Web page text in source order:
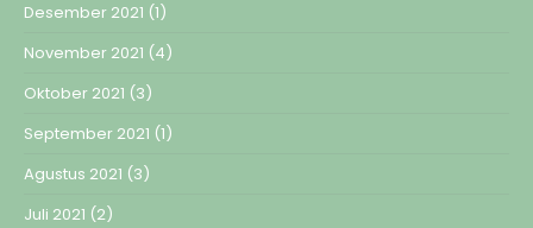
Desember 2021 (1)
November 2021 (4)
Oktober 2021 (3)
September 2021 (1)
Agustus 2021 (3)
Juli 2021 (2)